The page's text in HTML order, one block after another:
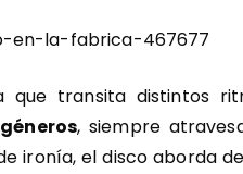
transita distintos
, siempre
ironía, el disco aborda